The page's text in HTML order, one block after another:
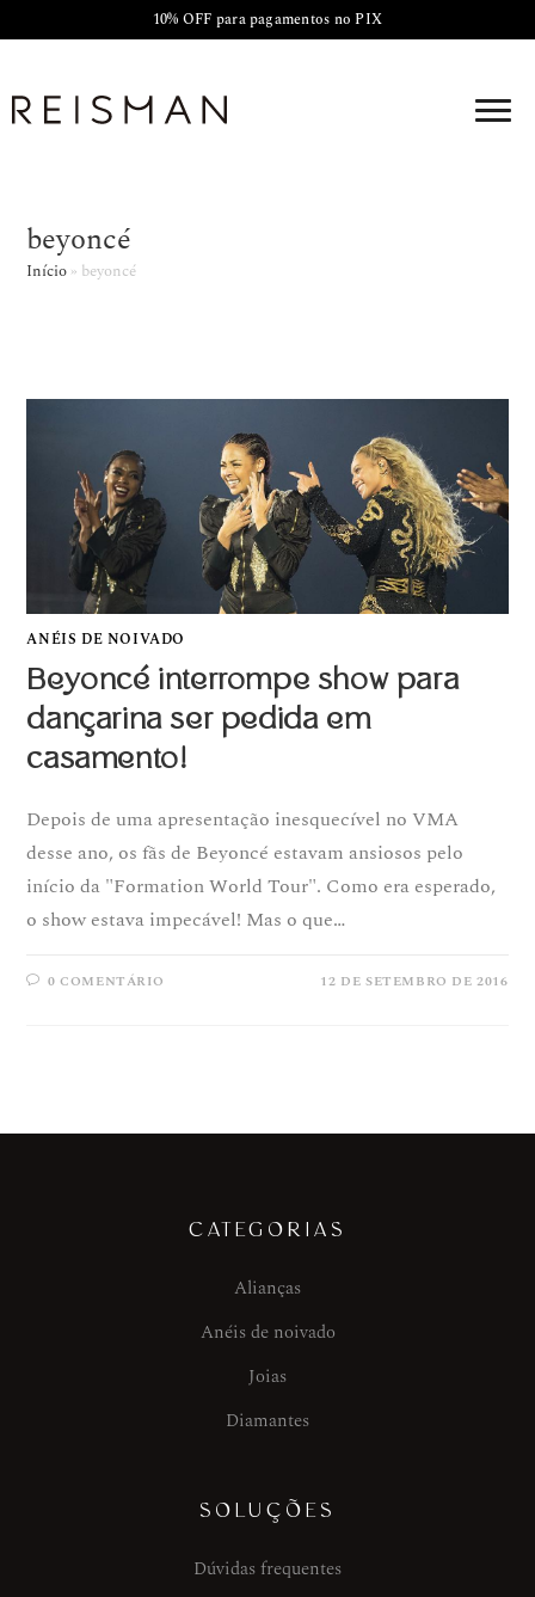
10% OFF para pagamentos no PIX
beyoncé
Início » beyoncé
ANÉIS DE NOIVADO
Beyoncé interrompe show para
dançarina ser pedida em
casamento!
Depois de uma apresentação inesquecível no VMA
desse ano, os fãs de Beyoncé estavam ansiosos pelo
início da "Formation World Tour". Como era esperado,
o show estava impecável! Mas o que…
0 COMENTÁRIO 12 DE SETEMBRO DE 2016
CATEGORIAS
Alianças
Anéis de noivado
Joias
Diamantes
SOLUÇÕES
Dúvidas frequentes